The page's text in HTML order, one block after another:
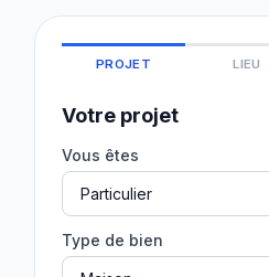
PROJET LIEU
Votre projet
Vous êtes
Type de bien